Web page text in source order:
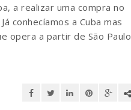
a realizar uma compra no
conhecíamos a Cuba mas
opera a partir de São Paulo